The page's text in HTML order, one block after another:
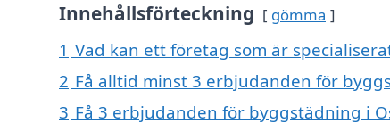
Innehållsförteckning gömma
1 Vad kan ett företag som är
2 Få alltid minst 3 erbjudanden för
3 Få 3 erbjudanden för byggstädning i